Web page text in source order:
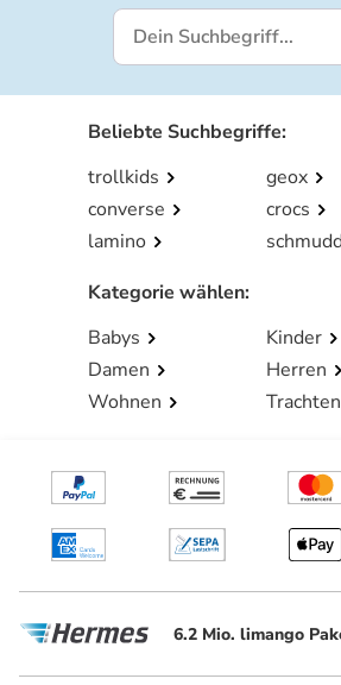
Beliebte Suchbegriffe:
trollkids
geox
converse
crocs
lamino
Kategorie wählen:
Babys
Kinder
Damen
Herren
Wohnen
Trachten
6.2 Mio. limango